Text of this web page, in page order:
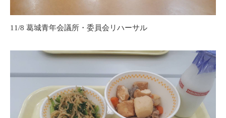
11/8 葛城青年会議所・委員会リハーサル